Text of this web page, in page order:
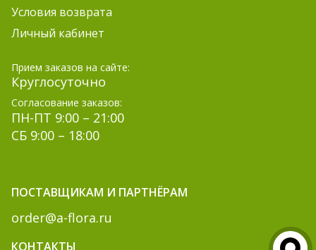
Условия возврата
Личный кабинет
Прием заказов на сайте:
Круглосуточно
Согласование заказов:
ПН-ПТ 9:00 – 21:00
СБ 9:00 – 18:00
ПОСТАВЩИКАМ И ПАРТНЁРАМ
order@a-flora.ru
КОНТАКТЫ